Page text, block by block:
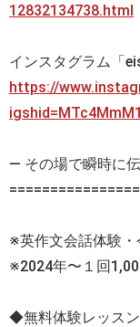
12832134738.html
インスタグラム「
https://
— その場で瞬時に
※英作文会話体験
※2024年〜１回
◆無料体験レッス